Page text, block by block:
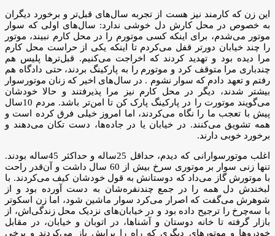
این زن که کارمند نیز هست از تجربه سال‌های قبل‌تر و برخورد دیگران
به خصوص در محل کارش دل خوشی ندارد: سال‌های اولی که سوار
موتور می‌شدم، برای اینکه کسی موتورم را در محل کارم نبیند، موتور
را چند خیابان دورتر قفل می‌کردم تا اینکه یکی از حراست محل کارم
مرا دیده بود و تهدید کردند که اخراجت می‌کنیم. قبل‌تر‌ها پلیس هم
چندباری مرا متوقف کرد و موتورم را به پارکینگ بردند، حتی دادگاه هم
رفتم و تعهد دادم که سوار نشوم . در سال‌های اخیر که زنان موتورسوار
بیشتر شدند، دیگر در محل کارم نیز مرا پذیرفتند و حالا خودشان
می‌گویند موتورت را در پارکینگ پارک کن تا امن‌تر باشد. مردم 10‌سال
پیش با تعجب ما را نگاه می‌کردند، اما امروز خیلی فرق کرده است و
همه تشویق می‌کنند. در خیابان یا در جاده‌ها، دست تکان می‌دهند و
برخورد خوبی دارند.
اغلب موتورسوارانی که دیدم، حداقل 25ساله و حداکثر 45‌ساله بودند.
تنها زنی سوار بر موتوری سرخ بیش از 60 سال داشت و آن‌قدر راحت
با موتورش گاز می‌داد که دوستانش به قول خودشان کیف می‌کردند. با
لبخندش دل همه را در جمع چندنفره‌شان به دست آورده بود و از
شوهرش می‌گفت که اصرار می‌کرد سوار ماشین شود، اما زن اسکوتر
با سه‌چرخ را ترجیح داده بود و در خیابان‌های نزدیک محل زندگی‌اش، از
بازار گرفته تا خانه دوستان و آشناها، در اتوبان و خیابان، در مقابل
خودروها و موتورهای دیگری که راه را برایش باز می‌کردند و برخی